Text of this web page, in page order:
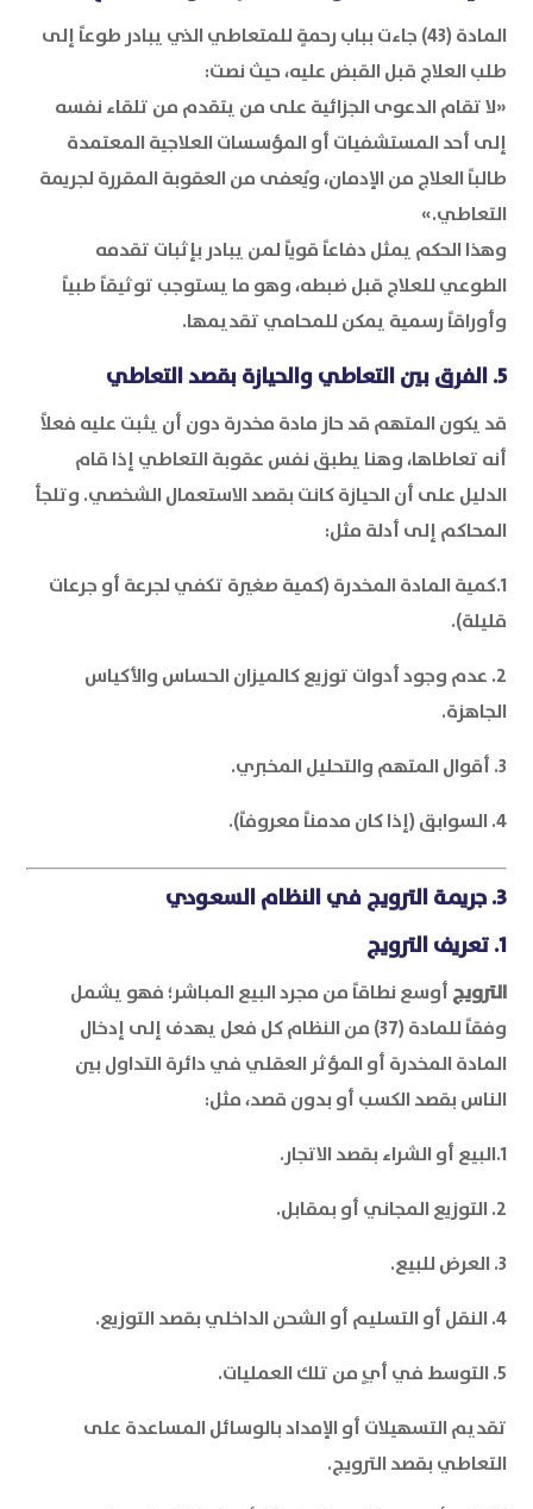
المادة (43) جاءت بباب رحمةٍ للمتعاطي الذي يبادر طوعاً إلى
طلب العلاج قبل القبض عليه، حيث نصت:
«لا تقام الدعوى الجزائية على من يتقدم من تلقاء نفسه
إلى أحد المستشفيات أو المؤسسات العلاجية المعتمدة
طالباً العلاج من الإدمان، ويُعفى من العقوبة المقررة لجريمة
التعاطي.»
وهذا الحكم يمثل دفاعاً قوياً لمن يبادر بإثبات تقدمه
الطوعي للعلاج قبل ضبطه، وهو ما يستوجب توثيقاً طبياً
وأوراقاً رسمية يمكن للمحامي تقديمها.
5. الفرق بين التعاطي والحيازة بقصد التعاطي
قد يكون المتهم قد حاز مادة مخدرة دون أن يثبت عليه فعلاً
أنه تعاطاها، وهنا يطبق نفس عقوبة التعاطي إذا قام
الدليل على أن الحيازة كانت بقصد الاستعمال الشخصي. وتلجأ
المحاكم إلى أدلة مثل:
1.كمية المادة المخدرة (كمية صغيرة تكفي لجرعة أو جرعات
قليلة).
2. عدم وجود أدوات توزيع كالميزان الحساس والأكياس
الجاهزة.
3. أقوال المتهم والتحليل المخبري.
4. السوابق (إذا كان مدمناً معروفاً).
3. جريمة الترويج في النظام السعودي
1. تعريف الترويج
الترويج أوسع نطاقاً من مجرد البيع المباشر؛ فهو يشمل
وفقاً للمادة (37) من النظام كل فعل يهدف إلى إدخال
المادة المخدرة أو المؤثر العقلي في دائرة التداول بين
الناس بقصد الكسب أو بدون قصد، مثل:
1.البيع أو الشراء بقصد الاتجار.
2. التوزيع المجاني أو بمقابل.
3. العرض للبيع.
4. النقل أو التسليم أو الشحن الداخلي بقصد التوزيع.
5. التوسط في أيٍ من تلك العمليات.
تقديم التسهيلات أو الإمداد بالوسائل المساعدة على
التعاطي بقصد الترويج.